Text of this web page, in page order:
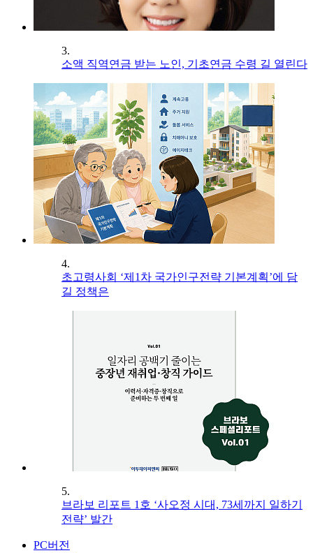
3.
소액 직역연금 받는 노인, 기초연금 수령 길 열린다
4.
초고령사회 ‘제1차 국가인구전략 기본계획’에 담
길 정책은
5.
브라보 리포트 1호 ‘사오정 시대, 73세까지 일하기
전략’ 발간
PC버전